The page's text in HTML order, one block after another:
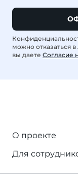
можно отказаться
вы даете Согласие
О проекте
Для